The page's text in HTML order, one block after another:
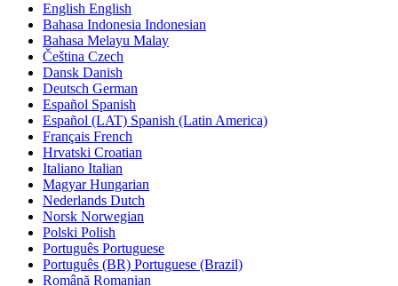
English English
Bahasa Indonesia Indonesian
Bahasa Melayu Malay
Čeština Czech
Dansk Danish
Deutsch German
Español Spanish
Español (LAT) Spanish (Latin America)
Français French
Hrvatski Croatian
Italiano Italian
Magyar Hungarian
Nederlands Dutch
Norsk Norwegian
Polski Polish
Português Portuguese
Português (BR) Portuguese (Brazil)
Română Romanian